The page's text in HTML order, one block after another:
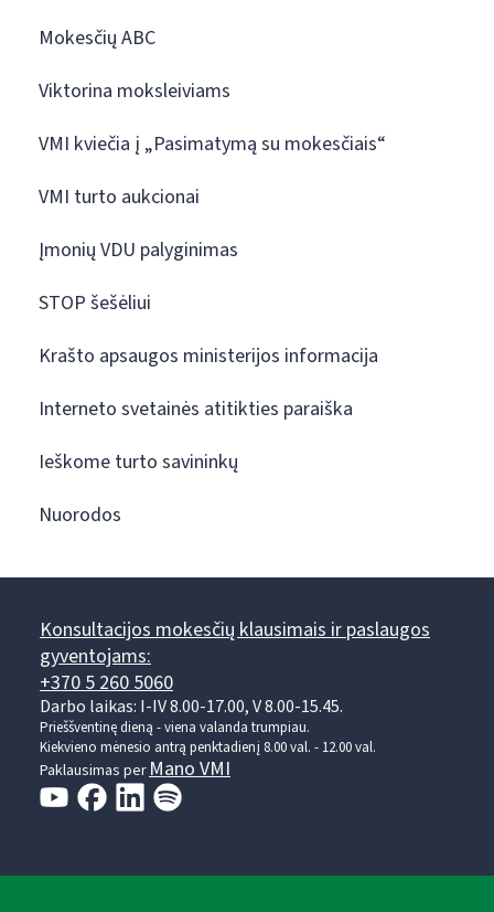
Mokesčių ABC
Viktorina moksleiviams
VMI kviečia į „Pasimatymą su mokesčiais“
VMI turto aukcionai
Įmonių VDU palyginimas
STOP šešėliui
Krašto apsaugos ministerijos informacija
Interneto svetainės atitikties paraiška
Ieškome turto savininkų
Nuorodos
Konsultacijos mokesčių klausimais ir paslaugos
gyventojams:
+370 5 260 5060
Darbo laikas: I-IV 8.00-17.00, V 8.00-15.45.
Prieššventinę dieną - viena valanda trumpiau.
Kiekvieno mėnesio antrą penktadienį 8.00 val. - 12.00 val.
Paklausimas perMano VMI